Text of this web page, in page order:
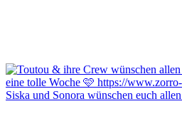
Siska und Sonora wünschen euch